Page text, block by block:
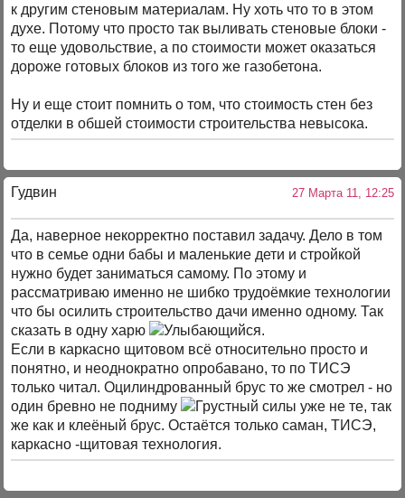
к другим стеновым материалам. Ну хоть что то в этом
духе. Потому что просто так выливать стеновые блоки -
то еще удовольствие, а по стоимости может оказаться
дороже готовых блоков из того же газобетона.
Ну и еще стоит помнить о том, что стоимость стен без
отделки в обшей стоимости строительства невысока.
Гудвин 27 Марта 11, 12:25
Да, наверное некорректно поставил задачу. Дело в том
что в семье одни бабы и маленькие дети и стройкой
нужно будет заниматься самому. По этому и
рассматриваю именно не шибко трудоёмкие технологии
что бы осилить строительство дачи именно одному. Так
сказать в одну харю
.
Если в каркасно щитовом всё относительно просто и
понятно, и неоднократно опробавано, то по ТИСЭ
только читал. Оцилиндрованный брус то же смотрел - но
один бревно не подниму
силы уже не те, так
же как и клеёный брус. Остаётся только саман, ТИСЭ,
каркасно -щитовая технология.